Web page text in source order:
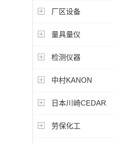
厂区设备
量具量仪
检测仪器
中村KANON
日本川崎CEDAR
劳保化工